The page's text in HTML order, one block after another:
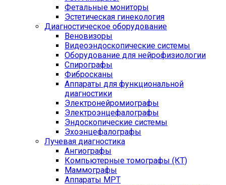
Фетальные мониторы
Эстетическая гинекология
Диагностическое оборудование
Веновизоры
Видеоэндоскопические системы
Оборудование для нейрофизиологии
Спирографы
Фибросканы
Аппараты для функциональной
диагностики
Электронейромиографы
Электроэнцефалографы
Эндоскопические системы
Эхоэнцефалографы
Лучевая диагностика
Ангиографы
Компьютерные томографы (КТ)
Маммографы
Аппараты МРТ